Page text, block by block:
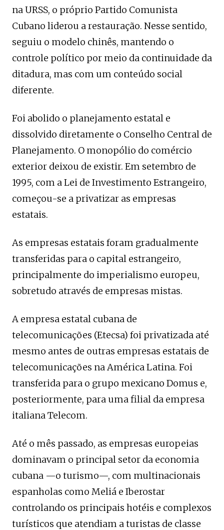
na URSS, o próprio Partido Comunista
Cubano liderou a restauração. Nesse sentido,
seguiu o modelo chinês, mantendo o
controle político por meio da continuidade da
ditadura, mas com um conteúdo social
diferente.
Foi abolido o planejamento estatal e
dissolvido diretamente o Conselho Central de
Planejamento. O monopólio do comércio
exterior deixou de existir. Em setembro de
1995, com a Lei de Investimento Estrangeiro,
começou-se a privatizar as empresas
estatais.
As empresas estatais foram gradualmente
transferidas para o capital estrangeiro,
principalmente do imperialismo europeu,
sobretudo através de empresas mistas.
A empresa estatal cubana de
telecomunicações (Etecsa) foi privatizada até
mesmo antes de outras empresas estatais de
telecomunicações na América Latina. Foi
transferida para o grupo mexicano Domus e,
posteriormente, para uma filial da empresa
italiana Telecom.
Até o mês passado, as empresas europeias
dominavam o principal setor da economia
cubana —o turismo—, com multinacionais
espanholas como Meliá e Iberostar
controlando os principais hotéis e complexos
turísticos que atendiam a turistas de classe